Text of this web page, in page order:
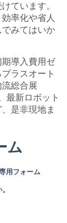
ています。
率化や省人
みてはいか
導入費用ゼ
ラスオート
総合展
最新ロボット
是非現地ま